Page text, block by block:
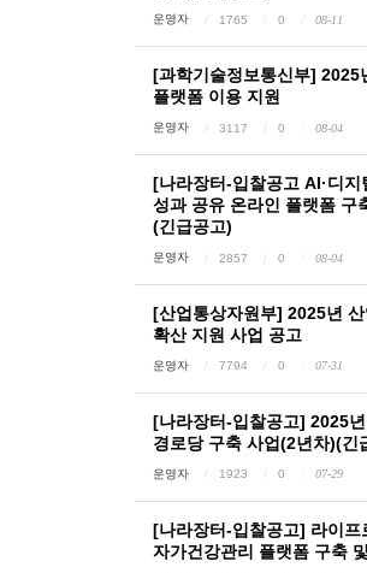
운영자 1765 0 08-11
[과학기술정보통신부] 2025
플랫폼 이용 지원
운영자 3117 0 08-04
[나라장터-입찰공고 AI·디지
성과 공유 온라인 플랫폼 구
(긴급공고)
운영자 2857 0 08-04
[산업통상자원부] 2025년
확산 지원 사업 공고
운영자 7794 0 07-31
[나라장터-입찰공고] 2025
경로당 구축 사업(2년차)(긴
운영자 1923 0 07-29
[나라장터-입찰공고] 라이프
자가건강관리 플랫폼 구축